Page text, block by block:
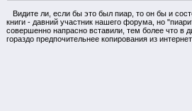
Видите ли, если бы это был пиар, то он бы и
книги - давний участник нашего форума, но
совершенно напрасно вставили, тем более что в
гораздо предпочительнее копирования из